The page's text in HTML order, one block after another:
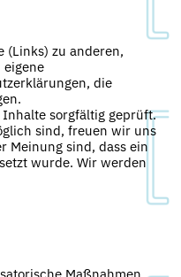
(Links) zu anderen,
eigene
die
sorgfältig geprüft.
sind, freuen wir uns
Meinung sind, dass ein
wurde. Wir werden